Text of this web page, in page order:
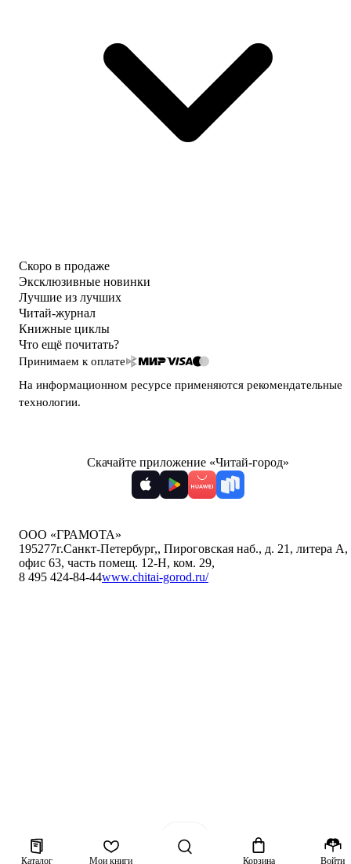
Каталог Мои книги Корзина Войти
Скоро в продаже
Эксклюзивные новинки
Лучшие из лучших
Читай-журнал
Книжные циклы
Что ещё почитать?
Принимаем к оплате
На информационном ресурсе применяются рекомендательные
технологии.
Скачайте приложение «Читай-город»
ООО «ГРАМОТА»
195277г.Санкт-Петербург,, Пироговская наб., д. 21, литера А,
офис 63, часть помещ. 12-Н, ком. 29,
8 495 424-84-44www.chitai-gorod.ru/